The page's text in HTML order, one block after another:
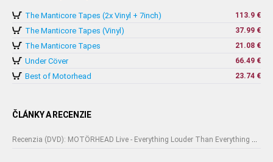
The Manticore Tapes (2x Vinyl + 7inch) 113.9 €
The Manticore Tapes (Vinyl) 37.99 €
The Manticore Tapes 21.08 €
Under Cöver 66.49 €
Best of Motorhead 23.74 €
ČLÁNKY A RECENZIE
Recenzia (DVD): MOTÖRHEAD Live - Everything Louder Than Everything Else